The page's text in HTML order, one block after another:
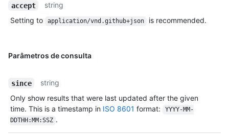
accept
string
Setting to
application/vnd.github+json is recommended.
Parâmetros de consulta
since
string
Only show results that were last updated after the given
time. This is a timestamp in ISO 8601 format:
YYYY-MM-
DDTHH:MM:SSZ .